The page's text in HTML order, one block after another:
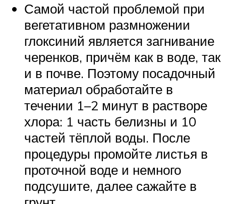
Самой частой проблемой при
вегетативном размножении
глоксиний является загнивание
черенков, причём как в воде, так
и в почве. Поэтому посадочный
материал обработайте в
течении 1–2 минут в растворе
хлора: 1 часть белизны и 10
частей тёплой воды. После
процедуры промойте листья в
проточной воде и немного
подсушите, далее сажайте в